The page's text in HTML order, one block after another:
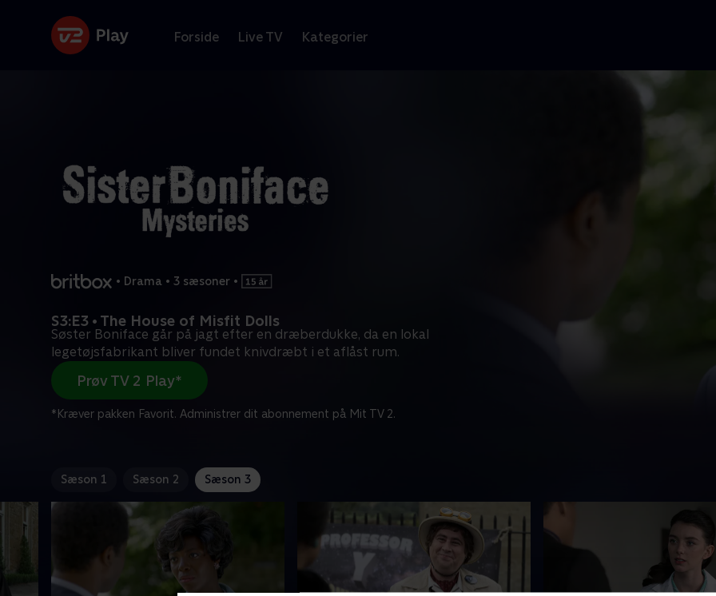
Forside Live TV Kategorier
• Drama • 3 sæsoner •
S3:E3 • The House of Misfit Dolls
Søster Boniface går på jagt efter en dræberdukke, da en lokal
legetøjsfabrikant bliver fundet knivdræbt i et aflåst rum.
Prøv TV 2 Play*
*Kræver pakken Favorit. Administrer dit abonnement på Mit TV 2.
Sæson 1 Sæson 2 Sæson 3